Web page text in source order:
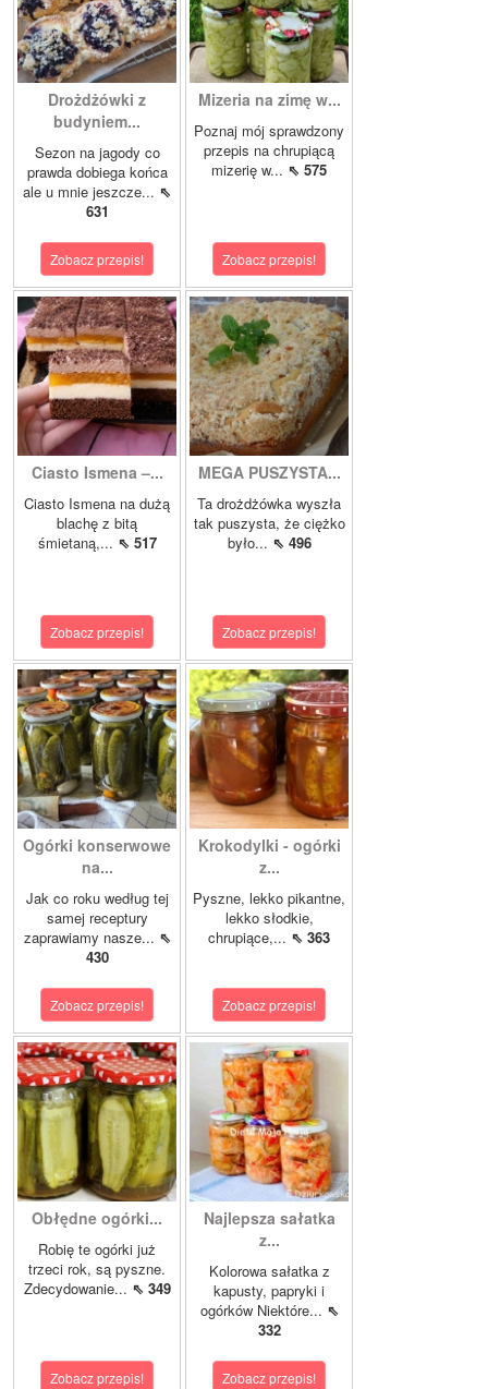
Drożdżówki z
budyniem...
Sezon na jagody co
prawda dobiega końca
ale u mnie jeszcze... ⇖
631
Zobacz przepis!
Mizeria na zimę w...
Poznaj mój sprawdzony
przepis na chrupiącą
mizerię w... ⇖ 575
Zobacz przepis!
Ciasto Ismena –...
Ciasto Ismena na dużą
blachę z bitą
śmietaną,... ⇖ 517
Zobacz przepis!
MEGA PUSZYSTA...
Ta drożdżówka wyszła
tak puszysta, że ciężko
było... ⇖ 496
Zobacz przepis!
Ogórki konserwowe
na...
Jak co roku według tej
samej receptury
zaprawiamy nasze... ⇖
430
Zobacz przepis!
Krokodylki - ogórki
z...
Pyszne, lekko pikantne,
lekko słodkie,
chrupiące,... ⇖ 363
Zobacz przepis!
Obłędne ogórki...
Robię te ogórki już
trzeci rok, są pyszne.
Zdecydowanie... ⇖ 349
Zobacz przepis!
Najlepsza sałatka
z...
Kolorowa sałatka z
kapusty, papryki i
ogórków Niektóre... ⇖
332
Zobacz przepis!